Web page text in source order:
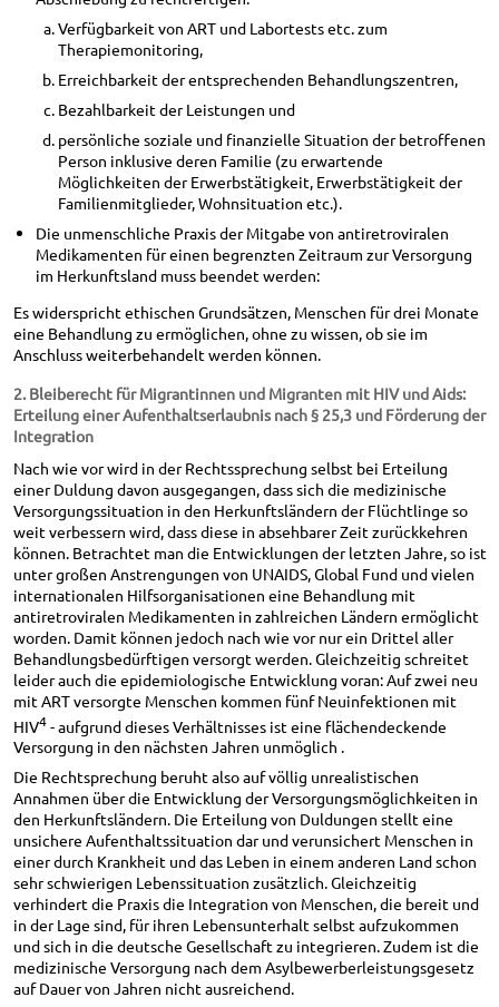
Verfügbarkeit von ART und Labortests etc. zum
Therapiemonitoring,
Erreichbarkeit der entsprechenden Behandlungszentren,
Bezahlbarkeit der Leistungen und
persönliche soziale und finanzielle Situation der betroffenen
Person inklusive deren Familie (zu erwartende
Möglichkeiten der Erwerbstätigkeit, Erwerbstätigkeit der
Familienmitglieder, Wohnsituation etc.).
Die unmenschliche Praxis der Mitgabe von antiretroviralen
Medikamenten für einen begrenzten Zeitraum zur Versorgung
im Herkunftsland muss beendet werden:
Es widerspricht ethischen Grundsätzen, Menschen für drei Monate
eine Behandlung zu ermöglichen, ohne zu wissen, ob sie im
Anschluss weiterbehandelt werden können.
2. Bleiberecht für Migrantinnen und Migranten mit HIV und Aids:
Erteilung einer Aufenthaltserlaubnis nach § 25,3 und Förderung der
Integration
Nach wie vor wird in der Rechtssprechung selbst bei Erteilung
einer Duldung davon ausgegangen, dass sich die medizinische
Versorgungssituation in den Herkunftsländern der Flüchtlinge so
weit verbessern wird, dass diese in absehbarer Zeit zurückkehren
können. Betrachtet man die Entwicklungen der letzten Jahre, so ist
unter großen Anstrengungen von UNAIDS, Global Fund und vielen
internationalen Hilfsorganisationen eine Behandlung mit
antiretroviralen Medikamenten in zahlreichen Ländern ermöglicht
worden. Damit können jedoch nach wie vor nur ein Drittel aller
Behandlungsbedürftigen versorgt werden. Gleichzeitig schreitet
leider auch die epidemiologische Entwicklung voran: Auf zwei neu
mit ART versorgte Menschen kommen fünf Neuinfektionen mit
HIV4- aufgrund dieses Verhältnisses ist eine flächendeckende
Versorgung in den nächsten Jahren unmöglich .
Die Rechtsprechung beruht also auf völlig unrealistischen
Annahmen über die Entwicklung der Versorgungsmöglichkeiten in
den Herkunftsländern. Die Erteilung von Duldungen stellt eine
unsichere Aufenthaltssituation dar und verunsichert Menschen in
einer durch Krankheit und das Leben in einem anderen Land schon
sehr schwierigen Lebenssituation zusätzlich. Gleichzeitig
verhindert die Praxis die Integration von Menschen, die bereit und
in der Lage sind, für ihren Lebensunterhalt selbst aufzukommen
und sich in die deutsche Gesellschaft zu integrieren. Zudem ist die
medizinische Versorgung nach dem Asylbewerberleistungsgesetz
auf Dauer von Jahren nicht ausreichend.